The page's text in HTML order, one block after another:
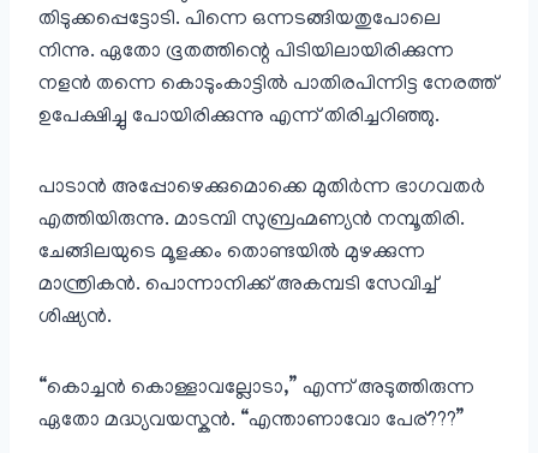
തിടുക്കപ്പെട്ടോടി. പിന്നെ ഒന്നടങ്ങിയതുപോലെ
നിന്നു. ഏതോ ഭൂതത്തിന്റെ പിടിയിലായിരിക്കുന്ന
നളൻ തന്നെ കൊടുംകാട്ടിൽ പാതിരപിന്നിട്ട നേരത്ത്
ഉപേക്ഷിച്ചു പോയിരിക്കുന്നു എന്ന് തിരിച്ചറിഞ്ഞു.
പാടാൻ അപ്പോഴെക്കുമൊക്കെ മുതിർന്ന ഭാഗവതർ
എത്തിയിരുന്നു. മാടമ്പി സുബ്രഹ്മണ്യൻ നമ്പൂതിരി.
ചേങ്ങിലയുടെ മൂളക്കം തൊണ്ടയിൽ മുഴക്കുന്ന
മാന്ത്രികൻ. പൊന്നാനിക്ക് അകമ്പടി സേവിച്ച്
ശിഷ്യൻ.
“കൊച്ചൻ കൊള്ളാവല്ലോടാ,” എന്ന് അടുത്തിരുന്ന
ഏതോ മദ്ധ്യവയസ്കൻ. “എന്താണാവോ പേര്???”